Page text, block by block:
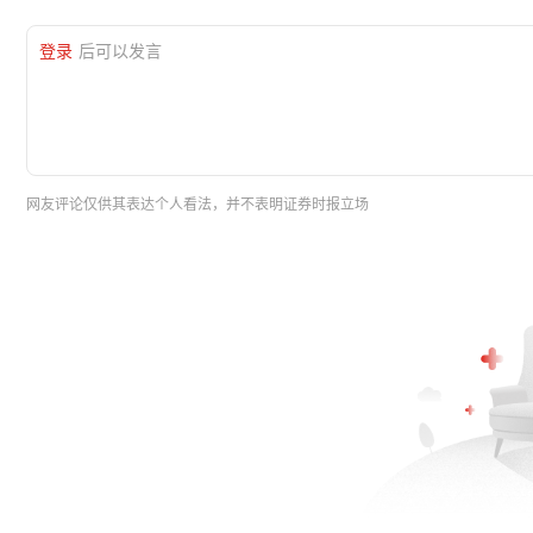
登录 后可以发言
网友评论仅供其表达个人看法，并不表明证券时报立场